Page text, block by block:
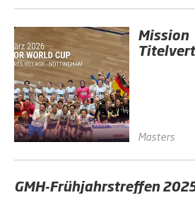
Mission
Masters
GMH-Frühjahrstreffen